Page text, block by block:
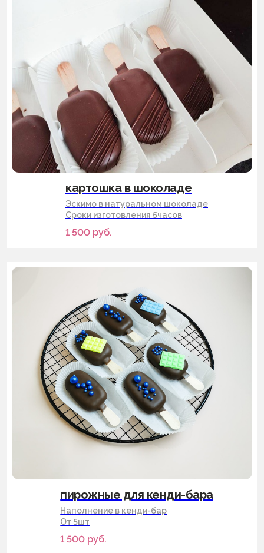
картошка в шоколаде
Эскимо в натуральном шоколаде
Сроки изготовления 5часов
1 500 руб.
пирожные для кенди-бара
Наполнение в кенди-бар
От 5шт
1 500 руб.
© ДуэтТ. Все права защищены.
по вопросам
dessertikoff@yandex.ru
политика конфиденциальности
ИП Сорокина Тамара Алексеевна
ИНН 782617536250
ОГРНИП 322784700127696
г.Санкт-Петербург
адрес производства и выдача заказовов:
санкт-петербург, ул.малая бухарестская